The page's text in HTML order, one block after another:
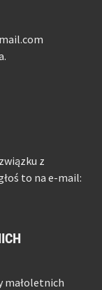
z
to na e-mail:
małoletnich